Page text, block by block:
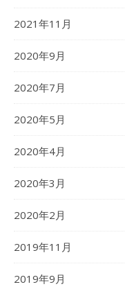
2021年11月
2020年9月
2020年7月
2020年5月
2020年4月
2020年3月
2020年2月
2019年11月
2019年9月